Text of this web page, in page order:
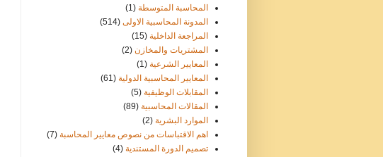
المحاسبة المتوسطة (1)
المدونة المحاسبية الاولى (514)
المراجعة الداخلية (15)
المشتريات والمخازن (2)
المعايير الشرعية (1)
المعايير المحاسبية الدولية (61)
المقابلات الوظيفية (5)
المقالات المحاسبية (89)
الموارد البشرية (2)
اهم الاقتباسات من نصوص معايير المحاسبة (7)
تصميم الدورة المستندية (4)